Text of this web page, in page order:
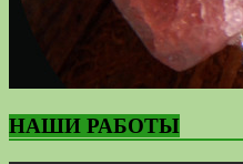
НАШИ РАБОТЫ